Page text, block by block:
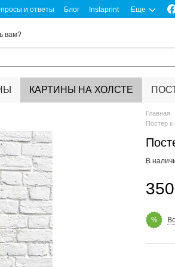
и ответы Блог Instaprint Еще
вам?
КАРТИНЫ НА ХОЛСТЕ
Главная
Постер
В
%